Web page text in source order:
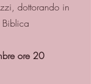
dottorando in
Biblica
ore 20